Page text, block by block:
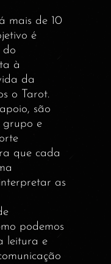
mais de 10
é
do
à
da
o Tarot.
são
grupo e
que cada
as
podemos
leitura e